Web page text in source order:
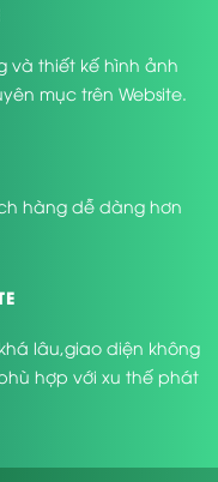
và thiết kế hình ảnh
mục trên Website.
hàng dễ dàng hơn
lâu,giao diện không
hợp với xu thế phát